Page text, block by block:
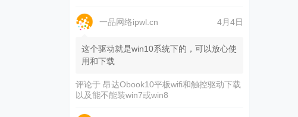
一品网络ipwl.cn 4月4日
这个驱动就是win10系统下的，可以放心使
用和下载
评论于昂达Obook10平板wifi和触控驱动下载
以及能不能装win7或win8